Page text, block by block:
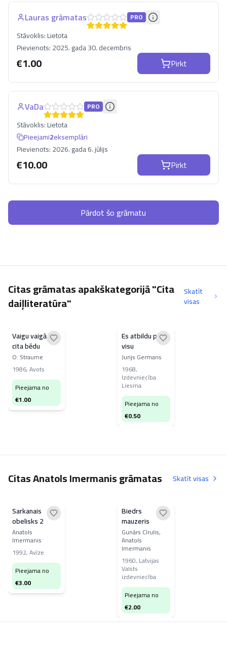
Lauras grāmatas PRO
Stāvoklis:Lietota
Pievienots:2025. gada 30. decembris
€1.00 Pirkt
VaDa PRO
Stāvoklis:Lietota
Pieejami2eksemplāri
Pievienots:2026. gada 6. jūlijs
€10.00 Pirkt
Pārdot šo grāmatu
Citas grāmatas apakškategorijā "Cita
daiļliteratūra"
Skatīt
visas
Vaigu vaigā ar
cita bēdu
O. Straume
1986,Avots
Pieejama no
€1.00
Es atbildu par
visu
Jurijs Germans
1968,
Izdevniecība
Liesma
Pieejama no
€0.50
Citas Anatols Imermanis grāmatas Skatīt visas
Sarkanais
obelisks 2
Anatols
Imermanis
1992,Avīze
Pieejama no
€3.00
Biedrs
mauzeris
Gunārs Cīrulis,
Anatols
Imermanis
1960, Latvijas
Valsts
izdevniecība
Pieejama no
€2.00